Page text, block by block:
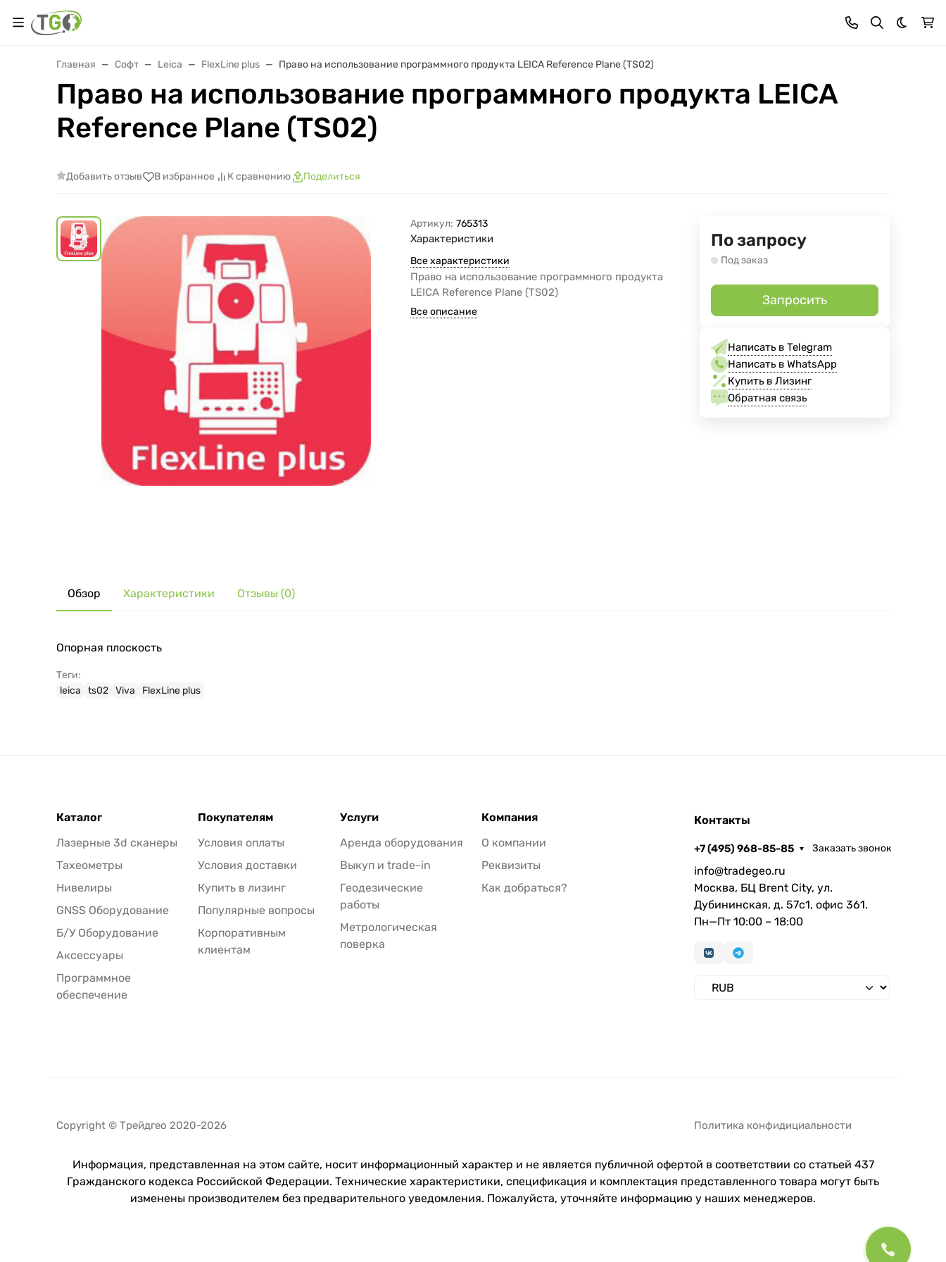
Темная
Главная Софт Leica FlexLine plus Право на использование программного продукта LEICA Reference Plane (TS02)
Право на использование программного продукта LEICA
Reference Plane (TS02)
Добавить отзыв В избранное К сравнению Поделиться
Артикул: 765313
Характеристики
Все характеристики
Право на использование программного продукта
LEICA Reference Plane (TS02)
Все описание
По запросу
Под заказ
Запросить
Написать в Telegram
Написать в WhatsApp
Купить в Лизинг
Обратная связь
Обзор Характеристики Отзывы (0)
Опорная плоскость
Теги:
leica
ts02 Viva FlexLine plus
Каталог
Лазерные 3d сканеры
Тахеометры
Нивелиры
GNSS Оборудование
Б/У Оборудование
Аксессуары
Программное
обеспечение
Покупателям
Условия оплаты
Условия доставки
Купить в лизинг
Популярные вопросы
Корпоративным
клиентам
Услуги
Аренда оборудования
Выкуп и trade-in
Геодезические
работы
Метрологическая
поверка
Компания
О компании
Реквизиты
Как добраться?
Контакты
+7 (495) 968-85-85 Заказать звонок
info@tradegeo.ru
Москва, БЦ Brent City, ул.
Дубининская, д. 57с1, офис 361.
Пн—Пт 10:00 – 18:00
Copyright © Трейдгео 2020-2026 Политика конфидициальности
Информация, представленная на этом сайте, носит информационный характер и не является публичной офертой в соответствии со статьей 437
Гражданского кодекса Российской Федерации. Технические характеристики, спецификация и комплектация представленного товара могут быть
изменены производителем без предварительного уведомления. Пожалуйста, уточняйте информацию у наших менеджеров.